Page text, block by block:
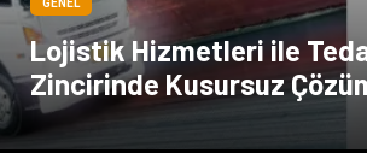
Lojistik Hizmetleri ile
Zincirinde Kusursuz